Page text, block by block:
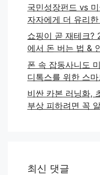
국민성장펀드 vs
자자에게 더 유리
쇼핑이 곧 재테크?
에서 돈 버는 법 &
폰 속 잡동사니도
디톡스를 위한 스
비싼 카본 러닝화,
부상 피하려면 꼭
최신 댓글